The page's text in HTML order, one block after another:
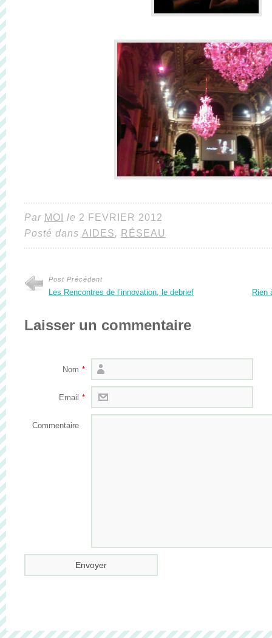
Par MOI le 2 FEVRIER 2012
Posté dans AIDES, RÉSEAU
Post Précédent
Les Rencontres de l’innovation, le debrief Rien
Laisser un commentaire
Nom *
Email *
Commentaire